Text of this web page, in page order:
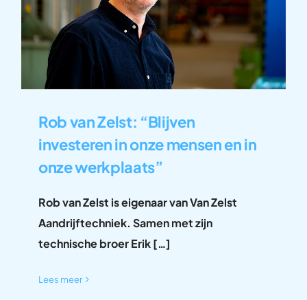
Rob van Zelst: “Blijven
investeren in onze mensen en in
onze werkplaats”
Rob van Zelst is eigenaar van Van Zelst
Aandrijftechniek. Samen met zijn
technische broer Erik […]
Lees meer